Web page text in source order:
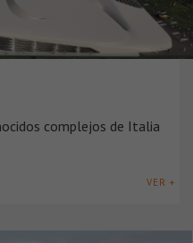
complejos de Italia
VER +